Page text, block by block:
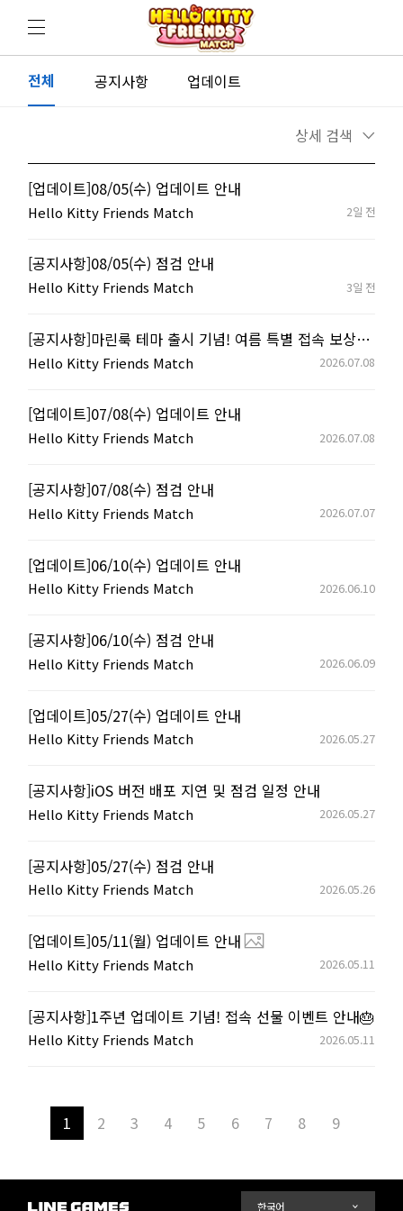
전체 공지사항 업데이트
상세 검색
[업데이트]08/05(수) 업데이트 안내
Hello Kitty Friends Match 2일 전
[공지사항]08/05(수) 점검 안내
Hello Kitty Friends Match 3일 전
[공지사항]마린룩 테마 출시 기념! 여름 특별 접속 보상 안내⚓
Hello Kitty Friends Match 2026.07.08
[업데이트]07/08(수) 업데이트 안내
Hello Kitty Friends Match 2026.07.08
[공지사항]07/08(수) 점검 안내
Hello Kitty Friends Match 2026.07.07
[업데이트]06/10(수) 업데이트 안내
Hello Kitty Friends Match 2026.06.10
[공지사항]06/10(수) 점검 안내
Hello Kitty Friends Match 2026.06.09
[업데이트]05/27(수) 업데이트 안내
Hello Kitty Friends Match 2026.05.27
[공지사항]iOS 버전 배포 지연 및 점검 일정 안내
Hello Kitty Friends Match 2026.05.27
[공지사항]05/27(수) 점검 안내
Hello Kitty Friends Match 2026.05.26
[업데이트]05/11(월) 업데이트 안내
Hello Kitty Friends Match 2026.05.11
[공지사항]1주년 업데이트 기념! 접속 선물 이벤트 안내🎂
Hello Kitty Friends Match 2026.05.11
1 2 3 4 5 6 7 8 9